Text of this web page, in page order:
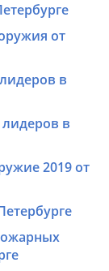
от
в
в
2019 от